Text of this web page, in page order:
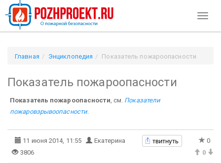
Главная Энциклопедия Показатель пожароопасности
Показатель пожароопасности
Показатель пожароопасности , см. Показатели
пожаровзрывоопасности.
11 июня 2014, 11:55 Екатерина твитнуть
0
3806
0